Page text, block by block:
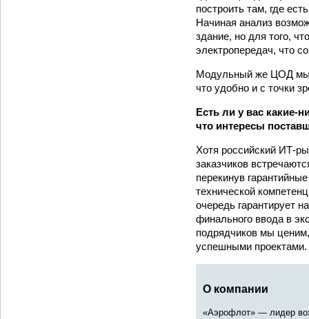
построить там, где
Начиная анализ
здание, но для того,
электропередач, что
Модульный же ЦОД мы
что удобно и с точки
Есть ли у вас какие-
что интересы
Хотя российский ИТ-
заказчиков
перекинув
технической
очередь гарантирует
финального ввода в
подрядчиков мы
успешными проектами.
О компании
«Аэрофлот» — лидер